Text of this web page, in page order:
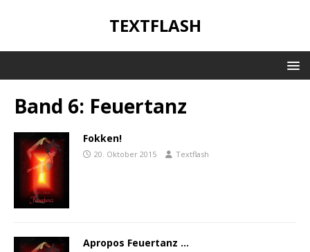
TEXTFLASH
Band 6: Feuertanz
Fokken!
20. Oktober 2015 Textflash
Apropos Feuertanz …